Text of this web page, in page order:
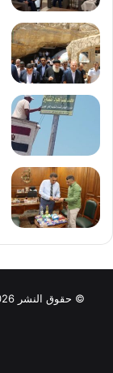
© حقوق النشر 2026، جميع الحقوق محفوظة | لموقع اخبار الصباح